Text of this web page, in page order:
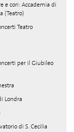
e cori: Accademia di
(Teatro)
Teatro
per il Giubileo
Londra
di S. Cecilia